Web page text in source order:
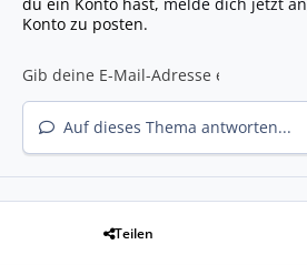
Konto zu posten.
Auf dieses Thema antworten...
Teilen